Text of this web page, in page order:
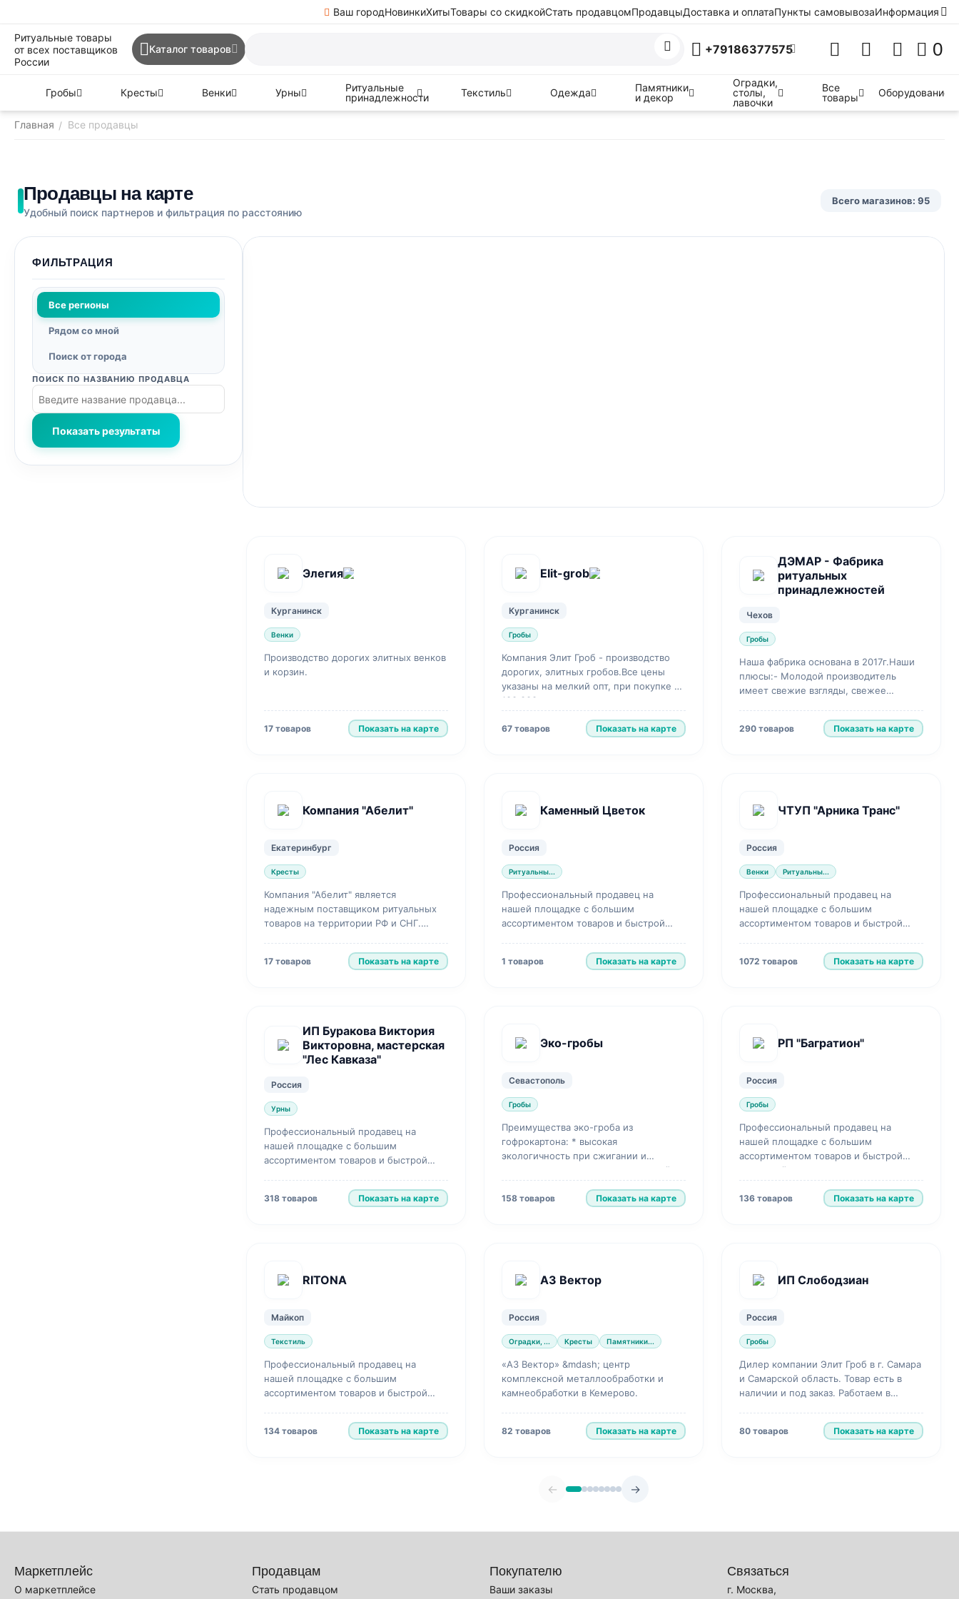
Ваш городНовинкиХитыТовары со скидкойСтать продавцомПродавцыДоставка и оплатаПункты самовывозаИнформация
Ритуальные товары
от всех поставщиков
России
Каталог товаров +79186377575 0
Гробы Кресты Венки Урны
Ритуальные
принадлежности
Текстиль Одежда
Памятники
и декор
Оградки,
столы,
лавочки
Все
товары
Оборудование
Главная / Все продавцы
Продавцы на карте
Удобный поиск партнеров и фильтрация по расстоянию
Всего магазинов: 95
ФИЛЬТРАЦИЯ
Все регионы
Рядом со мной
Поиск от города
ПОИСК ПО НАЗВАНИЮ ПРОДАВЦА
Показать результаты
Элегия
Курганинск
Венки
Производство дорогих элитных венков
и корзин.
17 товаров Показать на карте
Elit-grob
Курганинск
Гробы
Компания Элит Гроб - производство
дорогих, элитных гробов.Все цены
указаны на мелкий опт, при покупке до
100.000р, если вы хотите купить
дешевле, д...
67 товаров Показать на карте
ДЭМАР - Фабрика
ритуальных
принадлежностей
Чехов
Гробы
Наша фабрика основана в 2017г.Наши
плюсы:- Молодой производитель
имеет свежие взгляды, свежее
производство, несколько уз...
290 товаров Показать на карте
Компания "Абелит"
Екатеринбург
Кресты
Компания "Абелит" является
надежным поставщиком ритуальных
товаров на территории РФ и СНГ.
Предлагаем самые выгодные у...
17 товаров Показать на карте
Каменный Цветок
Россия
Ритуальны...
Профессиональный продавец на
нашей площадке с большим
ассортиментом товаров и быстрой
1 товаров Показать на карте
ЧТУП "Арника Транс"
Россия
Венки Ритуальны...
Профессиональный продавец на
нашей площадке с большим
ассортиментом товаров и быстрой
1072 товаров Показать на карте
ИП Буракова Виктория
Викторовна, мастерская
"Лес Кавказа"
Россия
Урны
Профессиональный продавец на
нашей площадке с большим
ассортиментом товаров и быстрой
318 товаров Показать на карте
Эко-гробы
Севастополь
Гробы
Преимущества эко-гроба из
гофрокартона: * высокая
экологичность при сжигании и
захоронении; значительно меньший
уровень вредных выбросов при
сжига...
158 товаров Показать на карте
РП "Багратион"
Россия
Гробы
Профессиональный продавец на
нашей площадке с большим
ассортиментом товаров и быстрой
доставкой.
136 товаров Показать на карте
RITONA
Майкоп
Текстиль
Профессиональный продавец на
нашей площадке с большим
ассортиментом товаров и быстрой
134 товаров Показать на карте
А3 Вектор
Россия
Оградки, ... Кресты Памятники...
«А3 Вектор» &mdash; центр
комплексной металлообработки и
камнеобработки в Кемерово.
82 товаров Показать на карте
ИП Слободзиан
Россия
Гробы
Дилер компании Элит Гроб в г. Самара
и Самарской область. Товар есть в
наличии и под заказ. Работаем в
80 товаров Показать на карте
← →
Маркетплейс
О маркетплейсе
Продавцам
Стать продавцом
Покупателю
Ваши заказы
Связаться
г. Москва,